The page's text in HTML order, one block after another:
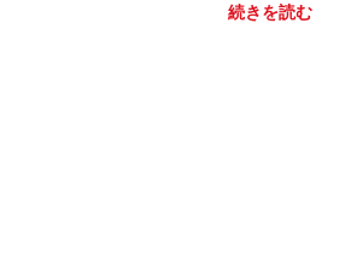
続きを読む